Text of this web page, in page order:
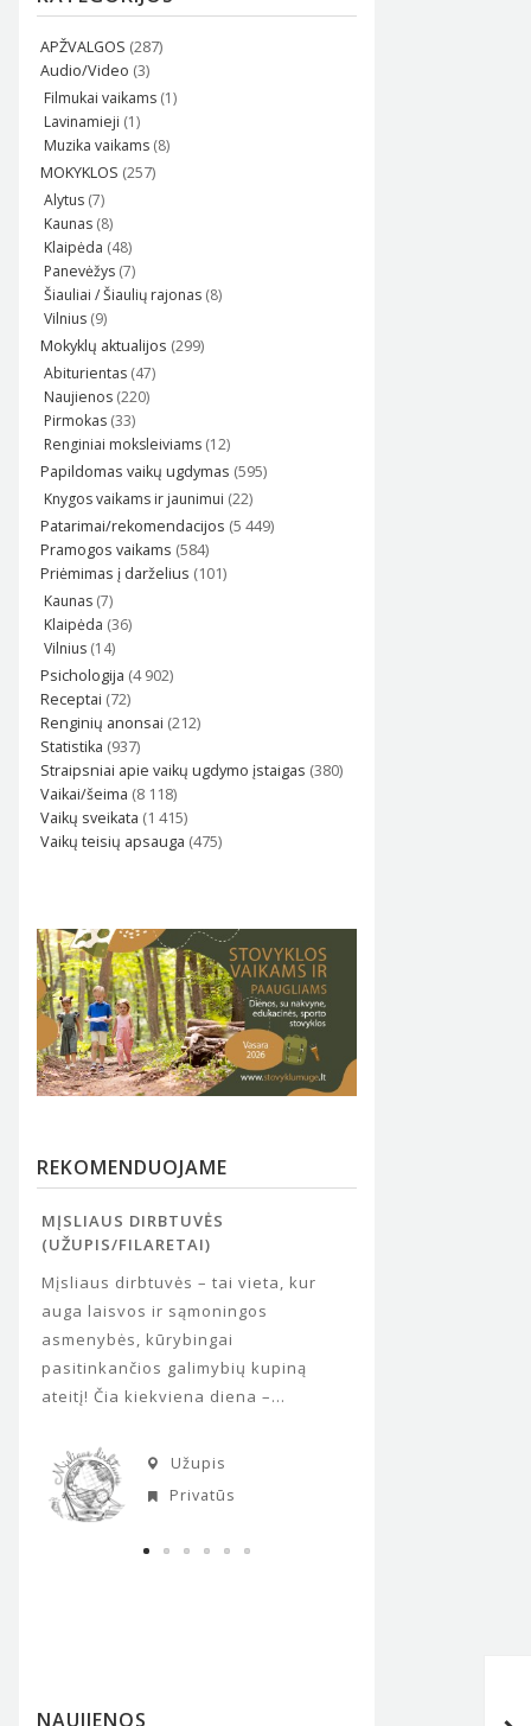
APŽVALGOS (287)
Audio/Video (3)
Filmukai vaikams (1)
Lavinamieji (1)
Muzika vaikams (8)
MOKYKLOS (257)
Alytus (7)
Kaunas (8)
Klaipėda (48)
Panevėžys (7)
Šiauliai / Šiaulių rajonas (8)
Vilnius (9)
Mokyklų aktualijos (299)
Abiturientas (47)
Naujienos (220)
Pirmokas (33)
Renginiai moksleiviams (12)
Papildomas vaikų ugdymas (595)
Knygos vaikams ir jaunimui (22)
Patarimai/rekomendacijos (5 449)
Pramogos vaikams (584)
Priėmimas į darželius (101)
Kaunas (7)
Klaipėda (36)
Vilnius (14)
Psichologija (4 902)
Receptai (72)
Renginių anonsai (212)
Statistika (937)
Straipsniai apie vaikų ugdymo įstaigas (380)
Vaikai/šeima (8 118)
Vaikų sveikata (1 415)
Vaikų teisių apsauga (475)
REKOMENDUOJAME
MĮSLIAUS DIRBTUVĖS
(UŽUPIS/FILARETAI)
Mįsliaus dirbtuvės – tai vieta, kur
auga laisvos ir sąmoningos
asmenybės, kūrybingai
pasitinkančios galimybių kupiną
ateitį! Čia kiekviena diena –...
Užupis
Privatūs
NAUJIENOS